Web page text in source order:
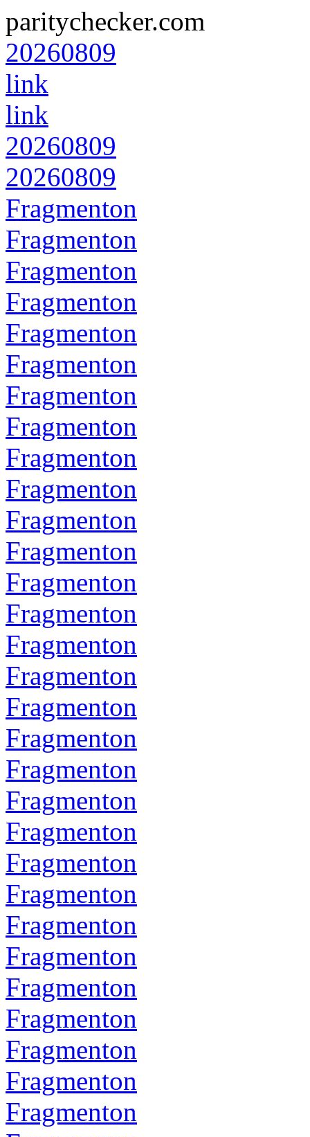
paritychecker.com
20260809
link
link
20260809
20260809
Fragmenton
Fragmenton
Fragmenton
Fragmenton
Fragmenton
Fragmenton
Fragmenton
Fragmenton
Fragmenton
Fragmenton
Fragmenton
Fragmenton
Fragmenton
Fragmenton
Fragmenton
Fragmenton
Fragmenton
Fragmenton
Fragmenton
Fragmenton
Fragmenton
Fragmenton
Fragmenton
Fragmenton
Fragmenton
Fragmenton
Fragmenton
Fragmenton
Fragmenton
Fragmenton